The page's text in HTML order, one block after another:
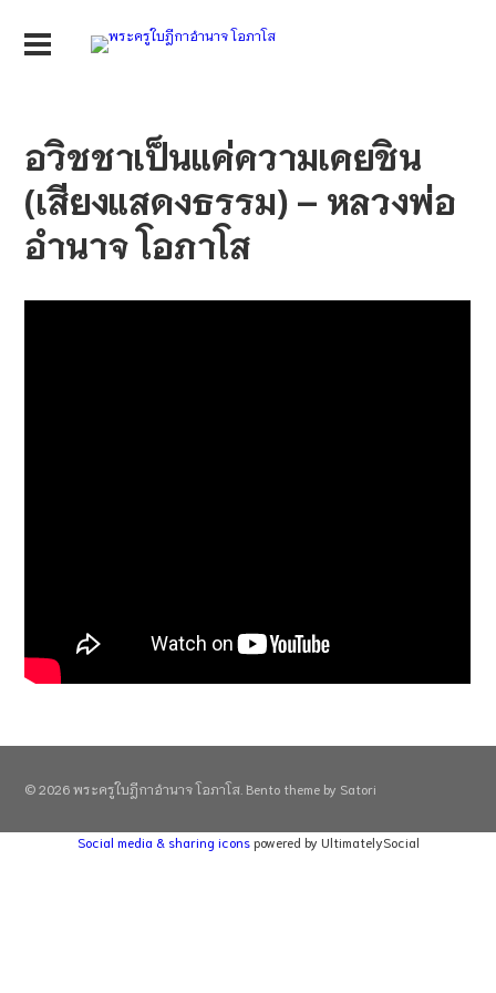
อวิชชาเป็นแค่ความเคยชิน
(เสียงแสดงธรรม) – หลวงพ่อ
อำนาจ โอภาโส
© 2026 พระครูใบฎีกาอำนาจ โอภาโส. Bento theme by Satori
Social media & sharing icons powered by UltimatelySocial